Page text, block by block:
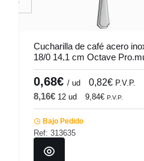
Cucharilla de café acero
18/0 14,1 cm Octave
0,68€ / ud 0,82€ P.V.P.
8,16€ 12 ud 9,84€ P.V.P.
Bajo Pedido
Ref: 313635